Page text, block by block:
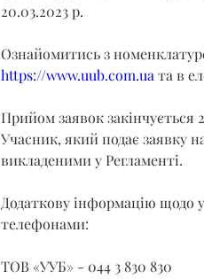
20.03.2023 р.
Ознайомитись з
https://www.uub.com.ua та в
Прийом заявок закінчується
Учасник, який подає заявку
викладеними у Регламенті.
Додаткову інформацію щодо
телефонами:
ТОВ «УУБ» - 044 3 830 830